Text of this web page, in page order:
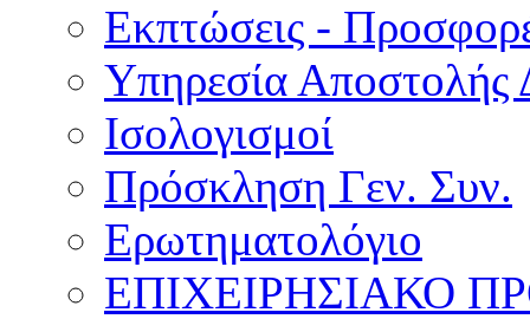
Εκπτώσεις -
Υπηρεσία Αποστολής
Ισολογισμοί
Πρόσκληση Γεν. Συν.
Ερωτηματολόγιο
ΕΠΙΧΕΙΡΗΣΙΑΚΟ